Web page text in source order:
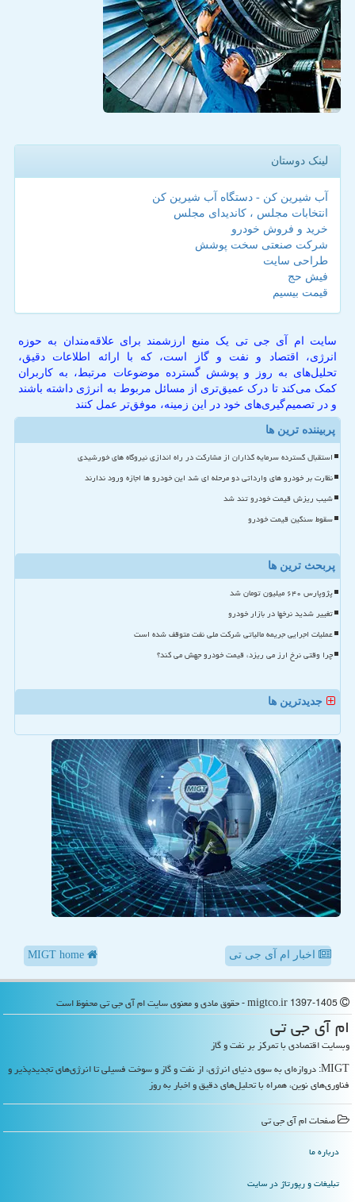
لینک دوستان
آب شیرین کن - دستگاه آب شیرین کن
انتخابات مجلس ، کاندیدای مجلس
خرید و فروش خودرو
شرکت صنعتی سخت پوشش
طراحی سایت
فیش حج
قیمت بیسیم
سایت ام آی جی تی یک منبع ارزشمند برای علاقه‌مندان به حوزه
انرژی، اقتصاد و نفت و گاز است، که با ارائه اطلاعات دقیق،
تحلیل‌های به روز و پوشش گسترده موضوعات مرتبط، به کاربران
کمک می‌کند تا درک عمیق‌تری از مسائل مربوط به انرژی داشته باشند
و در تصمیم‌گیری‌های خود در این زمینه، موفق‌تر عمل کنند
پربیننده ترین ها
استقبال گسترده سرمایه گذاران از مشارکت در راه اندازی نیروگاه های خورشیدی
نظارت بر خودرو های وارداتی دو مرحله ای شد این خودرو ها اجازه ورود ندارند
شیب ریزش قیمت خودرو تند شد
سقوط سنگین قیمت خودرو
پربحث ترین ها
پژوپارس ۶۴۰ میلیون تومان شد
تغییر شدید نرخها در بازار خودرو
عملیات اجرایی جریمه مالیاتی شرکت ملی نفت متوقف شده است
چرا وقتی نرخ ارز می ریزد، قیمت خودرو جهش می کند؟
جدیدترین ها
اخبار ام آی جی تی
ام آی جی تی
وبسایت اقتصادی با تمرکز بر نفت و گاز
MIGT: دروازه‌ای به سوی دنیای انرژی، از نفت و گاز و سوخت فسیلی تا انرژی‌های تجدیدپذیر و
فناوری‌های نوین، همراه با تحلیل‌های دقیق و اخبار به روز
صفحات ام آی جی تی
درباره ما
تبلیغات و رپورتاژ در سایت